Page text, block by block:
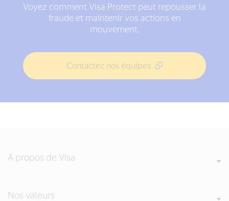
Voyez comment Visa Protect peut repousser la
fraude et maintenir vos actions en
mouvement.
Contactez nos équipes
A propos de Visa
Nos valeurs